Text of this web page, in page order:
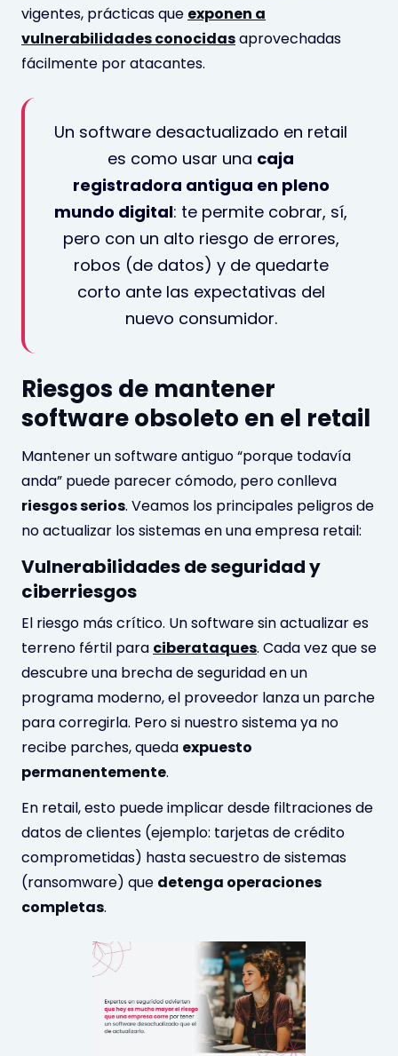
vigentes, prácticas que exponen a
vulnerabilidades conocidasaprovechadas
fácilmente por atacantes.
Un software desactualizado en retail
es como usar una caja
registradora antigua en pleno
mundo digital: te permite cobrar, sí,
pero con un alto riesgo de errores,
robos (de datos) y de quedarte
corto ante las expectativas del
nuevo consumidor.
Riesgos de mantener
software obsoleto en el retail
Mantener un software antiguo “porque todavía
anda” puede parecer cómodo, pero conlleva
riesgos serios. Veamos los principales peligros de
no actualizar los sistemas en una empresa retail:
Vulnerabilidades de seguridad y
ciberriesgos
El riesgo más crítico. Un software sin actualizar es
terreno fértil para ciberataques. Cada vez que se
descubre una brecha de seguridad en un
programa moderno, el proveedor lanza un parche
para corregirla. Pero si nuestro sistema ya no
recibe parches, queda expuesto
permanentemente.
En retail, esto puede implicar desde filtraciones de
datos de clientes (ejemplo: tarjetas de crédito
comprometidas) hasta secuestro de sistemas
(ransomware) que detenga operaciones
completas.